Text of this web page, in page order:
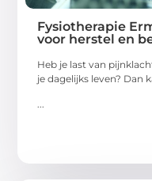
Fysiotherapie
voor herstel en
Heb je last van
je dagelijks leven? Dan
...